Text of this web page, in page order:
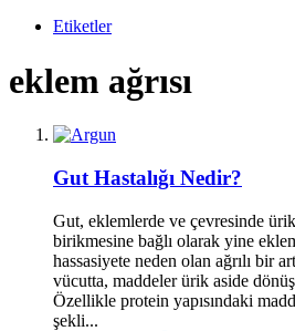
Etiketler
eklem ağrısı
Gut Hastalığı Nedir?
Gut, eklemlerde ve çevresinde
birikmesine bağlı olarak yine
hassasiyete neden olan ağrılı bir
vücutta, maddeler ürik aside
Özellikle protein yapısındaki
şekli...